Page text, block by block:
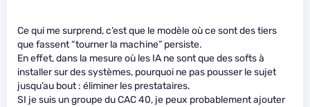
Ce qui me surprend, c’est que le modèle où ce sont des tiers
que fassent “tourner la machine” persiste.
En effet, dans la mesure où les IA ne sont que des softs à
installer sur des systèmes, pourquoi ne pas pousser le sujet
jusqu’au bout : éliminer les prestataires.
SI je suis un groupe du CAC 40, je peux probablement ajouter